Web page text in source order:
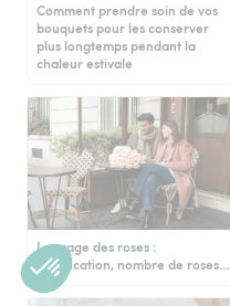
Comment prendre soin de vos
bouquets pour les conserver
plus longtemps pendant la
chaleur estivale
Langage des roses :
signification, nombre de roses…